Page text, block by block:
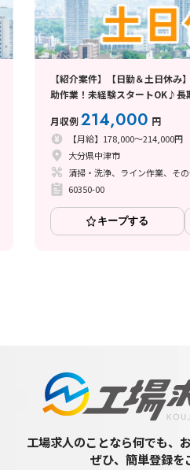
【紹介案件】【日勤＆土日休
助作業！未経験スタートOK♪
月収例214,000 円
【月給】178,000～214,000円
大分県中津市
清掃・洗浄、ライン作業、そ
60350-00
キープする
工場求人のことなら何でも、
ぜひ、簡単登録を